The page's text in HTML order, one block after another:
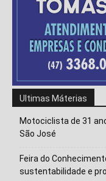
Ultimas Máterias
Motociclista de 31
São José
Feira do
sustentabilidade e